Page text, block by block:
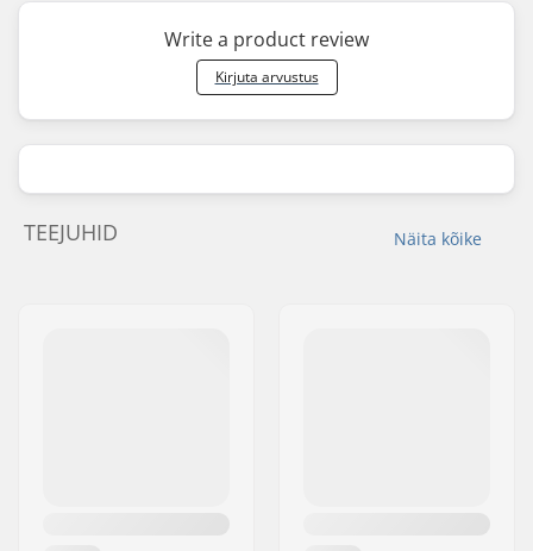
Write a product review
Kirjuta arvustus
Näita kõike
TEEJUHID